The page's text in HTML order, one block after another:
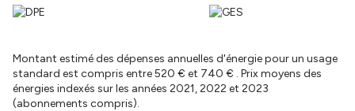
vous propose des biens à vendre et à louer sur le secteur Sud
Corcoué sur Logne, Touvois, Machecoul, Paulx, Saint Etienne du
Bois, Les Lucs sur Boulogne, Rocheservière, Falleron, Palluau mais
aussi sur le secteur du Bignon, Geneston, Montbert, Les
Sorinières, Pont St Martin, St Philbert de Gd Lieu.
Montant estimé des dépenses annuelles d'énergie pour un usage
standard est compris entre 520 € et 740 € . Prix moyens des
énergies indexés sur les années 2021, 2022 et 2023
(abonnements compris).